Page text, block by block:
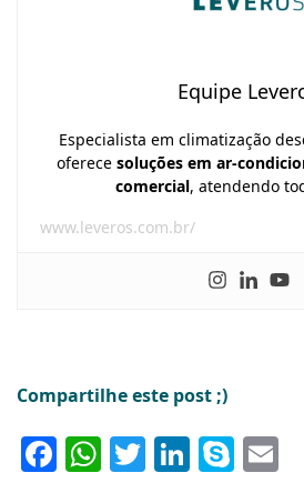
Equipe
Especialista em climatização
oferece soluções em ar-
comercial, atendendo
www.leveros.com.br/
Compartilhe este post ;)
Facebook
WhatsApp
Twitter